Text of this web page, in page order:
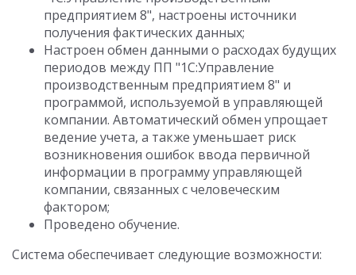
предприятием 8", настроены источники
получения фактических данных;
Настроен обмен данными о расходах будущих
периодов между ПП "1С:Управление
производственным предприятием 8" и
программой, используемой в управляющей
компании. Автоматический обмен упрощает
ведение учета, а также уменьшает риск
возникновения ошибок ввода первичной
информации в программу управляющей
компании, связанных с человеческим
фактором;
Проведено обучение.
Система обеспечивает следующие возможности: